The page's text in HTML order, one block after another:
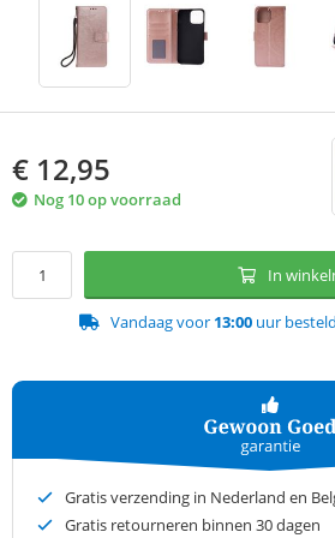
€ 12,95
Nog 10 op voorraad
In
Vandaag voor 13:00 uur
Gratis verzending in Nederland en
Gratis retourneren binnen 30 dagen